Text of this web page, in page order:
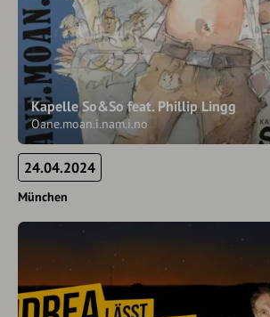
Kapelle So&So feat. Phillip Lingg
Oane.moan.i.nam.i.no
24.04.2024
München